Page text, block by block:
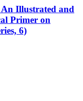
Illustrated and
Primer on
6)